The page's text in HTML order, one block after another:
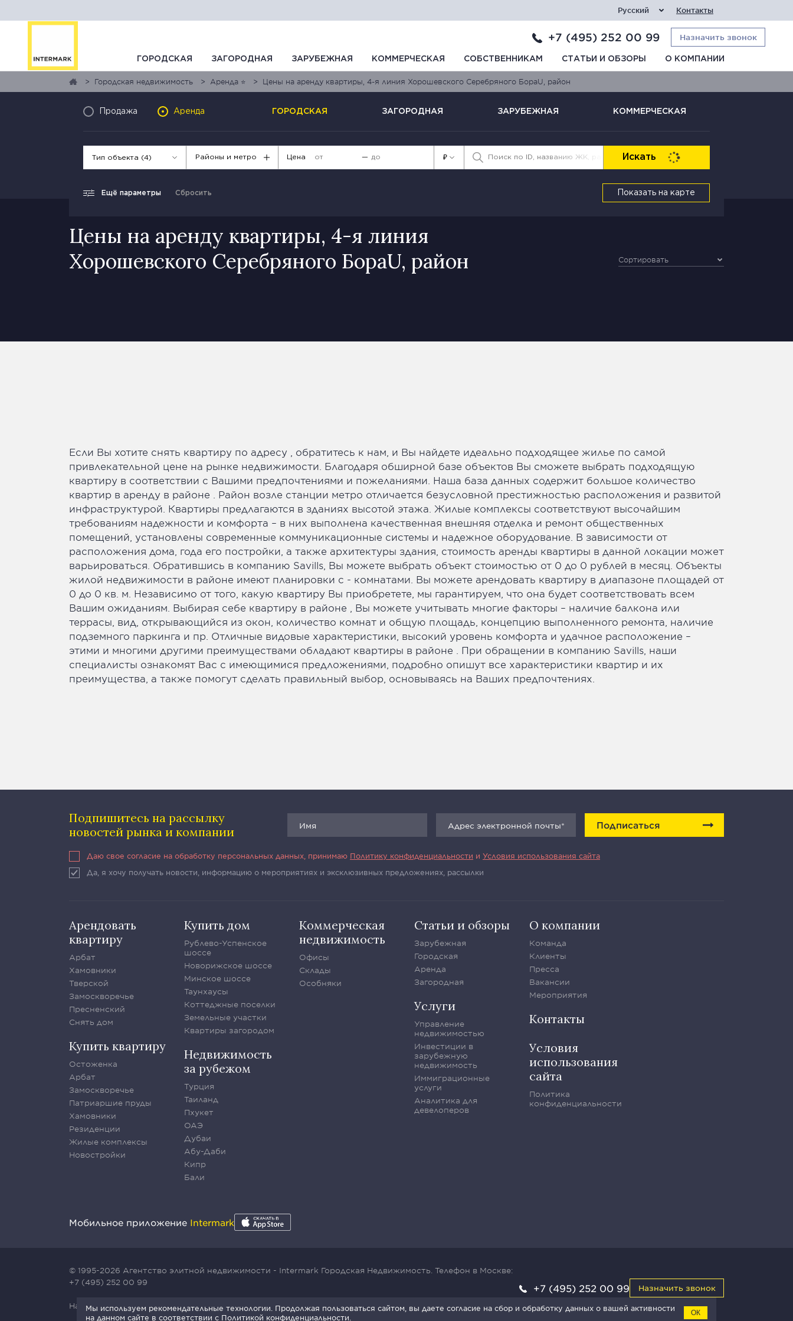
Мы используем рекомендательные технологии. Продолжая пользоваться сайтом, вы даете согласие на сбор и обработку данных о вашей активности
на данном сайте в соответствии с Политикой конфиденциальности ОК
Русский Контакты
+7 (495) 252 00 99 Назначить звонок
ГОРОДСКАЯ ЗАГОРОДНАЯ ЗАРУБЕЖНАЯ КОММЕРЧЕСКАЯ СОБСТВЕННИКАМ СТАТЬИ И ОБЗОРЫ О КОМПАНИИ
Городская недвижимость Аренда ⭐ Цены на аренду квартиры, 4-я линия Хорошевского Серебряного БораU, район
Продажа Аренда ГОРОДСКАЯ ЗАГОРОДНАЯ ЗАРУБЕЖНАЯ КОММЕРЧЕСКАЯ
Тип объекта (4) Районы и метро Цена — ₽ Искать
Ещё параметры Сбросить Показать на карте
Цены на аренду квартиры, 4-я линия
Хорошевского Серебряного БораU, район
Сортировать
Если Вы хотите снять квартиру по адресу , обратитесь к нам, и Вы найдете идеально подходящее жилье по самой
привлекательной цене на рынке недвижимости. Благодаря обширной базе объектов Вы сможете выбрать подходящую
квартиру в соответствии с Вашими предпочтениями и пожеланиями. Наша база данных содержит большое количество
квартир в аренду в районе . Район возле станции метро отличается безусловной престижностью расположения и развитой
инфраструктурой. Квартиры предлагаются в зданиях высотой этажа. Жилые комплексы соответствуют высочайшим
требованиям надежности и комфорта – в них выполнена качественная внешняя отделка и ремонт общественных
помещений, установлены современные коммуникационные системы и надежное оборудование. В зависимости от
расположения дома, года его постройки, а также архитектуры здания, стоимость аренды квартиры в данной локации может
варьироваться. Обратившись в компанию Savills, Вы можете выбрать объект стоимостью от 0 до 0 рублей в месяц. Объекты
жилой недвижимости в районе имеют планировки с - комнатами. Вы можете арендовать квартиру в диапазоне площадей от
0 до 0 кв. м. Независимо от того, какую квартиру Вы приобретете, мы гарантируем, что она будет соответствовать всем
Вашим ожиданиям. Выбирая себе квартиру в районе , Вы можете учитывать многие факторы – наличие балкона или
террасы, вид, открывающийся из окон, количество комнат и общую площадь, концепцию выполненного ремонта, наличие
подземного паркинга и пр. Отличные видовые характеристики, высокий уровень комфорта и удачное расположение –
этими и многими другими преимуществами обладают квартиры в районе . При обращении в компанию Savills, наши
специалисты ознакомят Вас с имеющимися предложениями, подробно опишут все характеристики квартир и их
преимущества, а также помогут сделать правильный выбор, основываясь на Ваших предпочтениях.
Подпишитесь на рассылку
новостей рынка и компании
Подписаться
Даю свое согласие на обработку персональных данных, принимаю Политику конфиденциальности и Условия использования сайта
Да, я хочу получать новости, информацию о мероприятиях и эксклюзивных предложениях, рассылки
Арендовать
квартиру
Арбат
Хамовники
Тверской
Замоскворечье
Пресненский
Снять дом
Купить квартиру
Остоженка
Арбат
Замоскворечье
Патриаршие пруды
Хамовники
Резиденции
Жилые комплексы
Новостройки
Купить дом
Рублево-Успенское
шоссе
Новорижское шоссе
Минское шоссе
Таунхаусы
Коттеджные поселки
Земельные участки
Квартиры загородом
Недвижимость
за рубежом
Турция
Таиланд
Пхукет
ОАЭ
Дубаи
Абу-Даби
Кипр
Бали
Коммерческая
недвижимость
Офисы
Склады
Особняки
Статьи и обзоры
Зарубежная
Городская
Аренда
Загородная
Услуги
Управление
недвижимостью
Инвестиции в
зарубежную
недвижимость
Иммиграционные
услуги
Аналитика для
девелоперов
О компании
Команда
Клиенты
Пресса
Вакансии
Мероприятия
Контакты
Условия
использования
сайта
Политика
конфиденциальности
Мобильное приложение Intermark
© 1995-2026 Агентство элитной недвижимости - Intermark Городская Недвижимость. Телефон в Москве:
+7 (495) 252 00 99
Наш сайт защищен с помощью сервиса Yandex SmartCaptcha: Условия обработки данных.
+7 (495) 252 00 99 Назначить звонок